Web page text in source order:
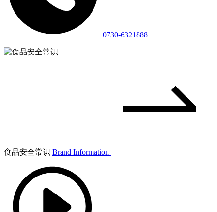
0730-6321888
食品安全常识 Brand Information